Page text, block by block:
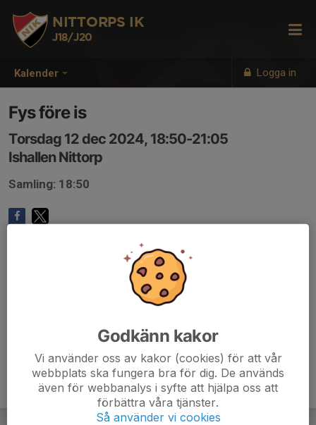
Kalender Logga in
NITTORPS IK
J18/J20
Fys före is
Torsdag 12 dec 2024, 18:50-21:05
Ishallen Nittorp
Samling: 18:50
Godkänn kakor
Vi använder oss av kakor (cookies) för att vår
webbplats ska fungera bra för dig. De används
även för webbanalys i syfte att hjälpa oss att
förbättra våra tjänster.
Så använder vi cookies